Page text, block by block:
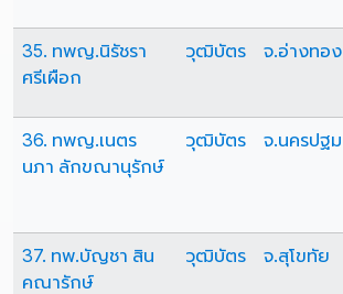
35. ทพญ.นิรัชรา
ศรีเผือก
วุฒิบัตร จ.อ่างทอง
36. ทพญ.เนตร
นภา ลักขณานุรักษ์
วุฒิบัตร จ.นครปฐม
37. ทพ.บัญชา สิน
คณารักษ์
วุฒิบัตร จ.สุโขทัย